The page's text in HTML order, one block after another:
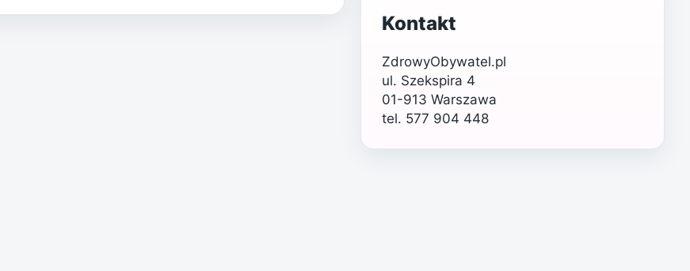
Kontakt
ZdrowyObywatel.pl
ul. Szekspira 4
01-913 Warszawa
tel. 577 904 448